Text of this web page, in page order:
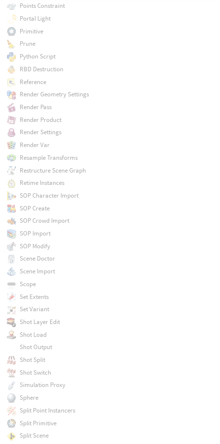
Points Constraint
Portal Light
Primitive
Prune
Python Script
RBD Destruction
Reference
Render Geometry Settings
Render Pass
Render Product
Render Settings
Render Var
Resample Transforms
Restructure Scene Graph
Retime Instances
SOP Character Import
SOP Create
SOP Crowd Import
SOP Import
SOP Modify
Scene Doctor
Scene Import
Scope
Set Extents
Set Variant
Shot Layer Edit
Shot Load
Shot Output
Shot Split
Shot Switch
Simulation Proxy
Sphere
Split Point Instancers
Split Primitive
Split Scene